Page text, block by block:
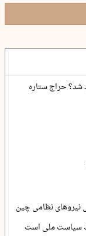
نیروهای نظامی چین
سیاست ملی است